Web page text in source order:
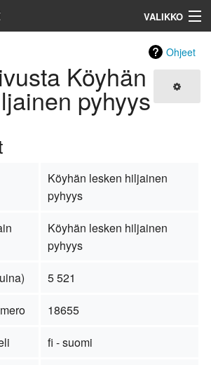
VALIKKO
Haku
Ohjeet
Köyhän
pyhyys
Köyhän lesken hiljainen
pyhyys
Köyhän lesken hiljainen
pyhyys
5 521
18655
fi - suomi